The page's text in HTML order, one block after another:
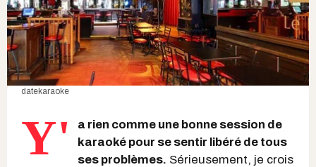
datekaraoke
Y'
a rien comme une bonne session de
karaoké pour se sentir libéré de tous
ses problèmes. Sérieusement, je crois